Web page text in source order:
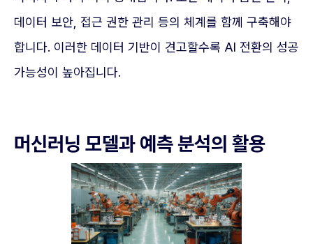
데이터 보안, 접근 권한 관리 등의 체계를 함께 구축해야
합니다. 이러한 데이터 기반이 견고할수록 AI 전환의 성공
가능성이 높아집니다.
머신러닝 모델과 예측 분석의 활용